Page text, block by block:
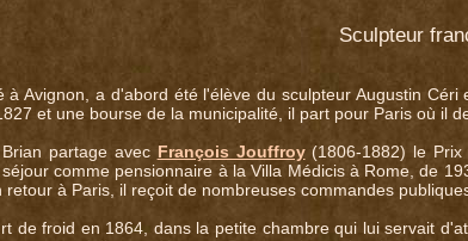
Sculpteur
à Avignon, a d'abord été l'élève du sculpteur Augustin
et une bourse de la municipalité, il part pour Paris où il
partage avec François Jouffroy(1806-1882) le Prix
comme pensionnaire à la Villa Médicis à Rome, de
retour à Paris, il reçoit de nombreuses commandes
de froid en 1864, dans la petite chambre qui lui servait